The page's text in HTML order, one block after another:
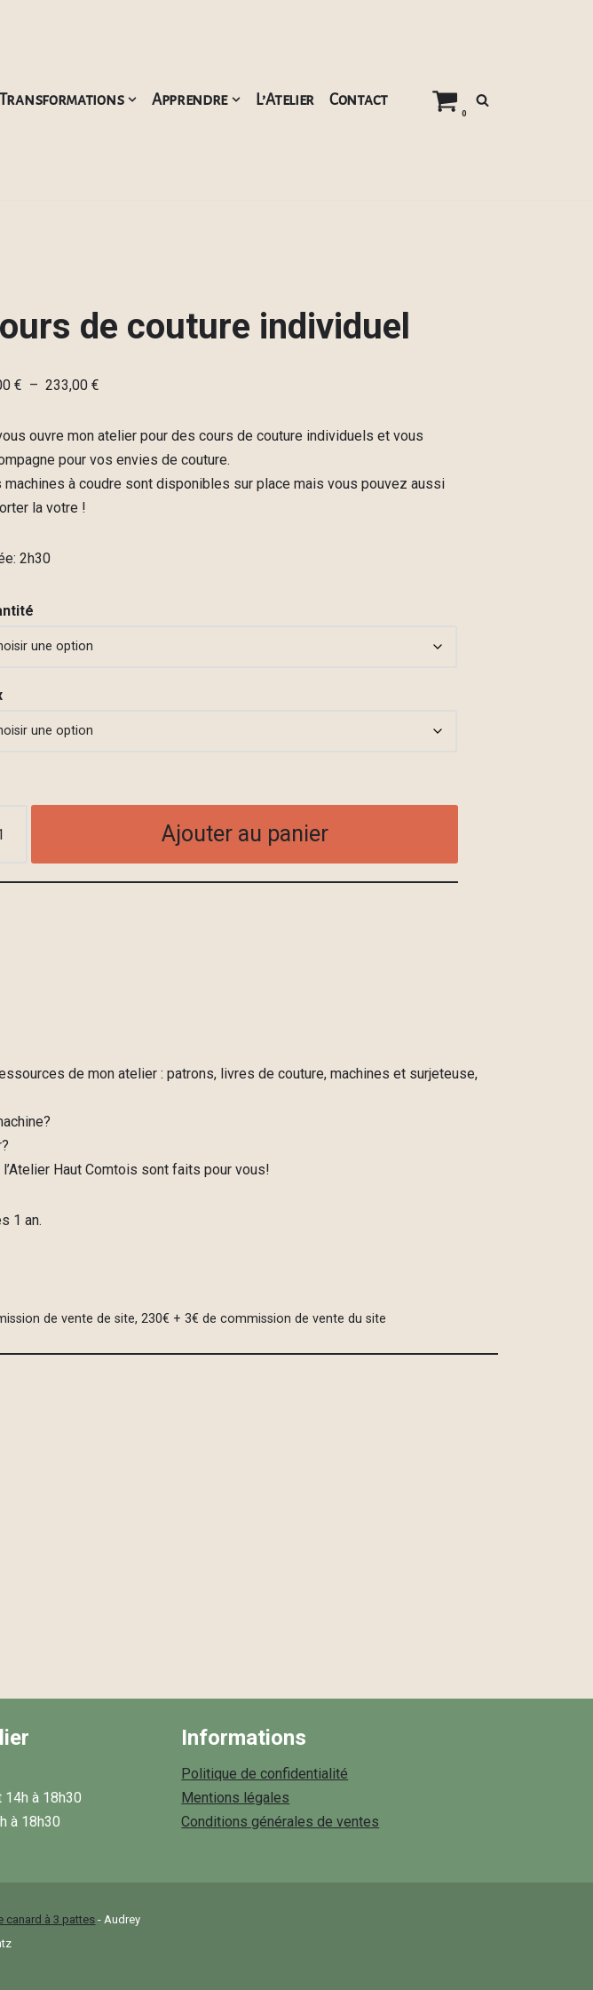
Transformations Apprendre L’Atelier Contact
0
de couture individuel
€ – 233,00€
ouvre mon atelier pour des cours de couture individuels et vous
pour vos envies de couture.
machines à coudre sont disponibles sur place mais vous pouvez aussi
la votre !
2h30
Ajouter au panier
de mon atelier : patrons, livres de couture, machines et surjeteuse,
Haut Comtois sont faits pour vous!
1 an.
de vente de site, 230€ + 3€ de commission de vente du site
à 18h30
à 18h30
Informations
Politique de confidentialité
Mentions légales
Conditions générales de ventes
canard à 3 pattes - Audrey